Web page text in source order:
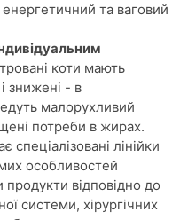
та ваговий
коти мають
знижені - в
малорухливий
потреби в жирах.
лінійки
особливостей
відповідно до
системи, хірургічних